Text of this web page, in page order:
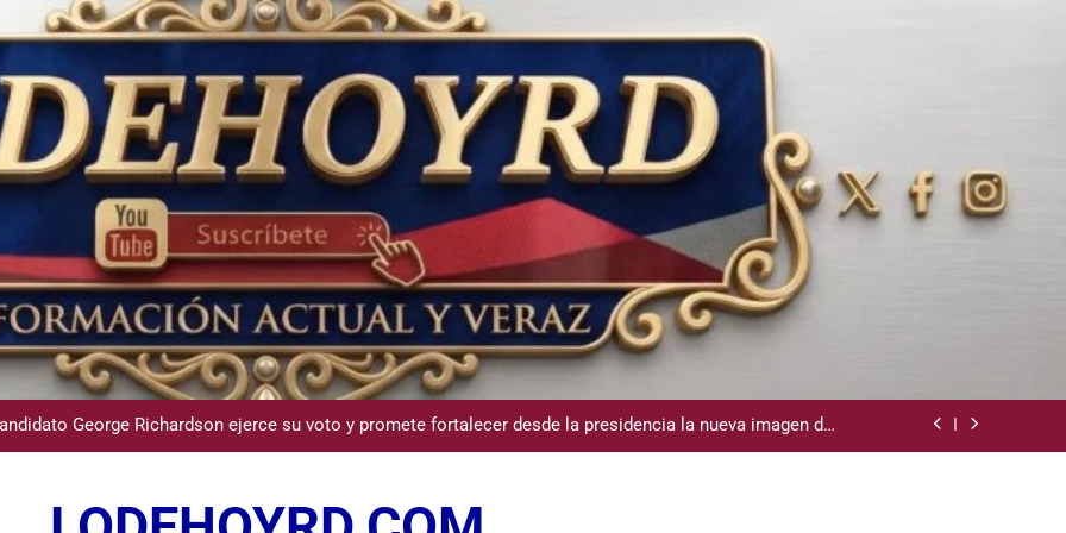
Participación de Víctor Espinal en la Camara de Comercio de San Cristobal
del INAVI encabeza acto de entrega de cheques por indemnización y rinde cuentas de sus 18
meses al frente de la institución de servicios y asistencia social
George Richardson ejerce su voto y promete fortalecer desde la presidencia la nueva imagen del